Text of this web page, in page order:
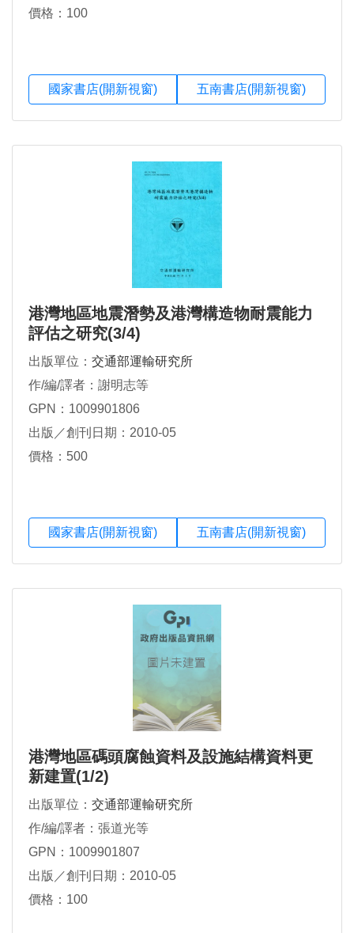
價格：100
國家書店(開新視窗) 五南書店(開新視窗)
港灣地區地震潛勢及港灣構造物耐震能力
評估之研究(3/4)
出版單位： 交通部運輸研究所
作/編/譯者：謝明志等
GPN：1009901806
出版／創刊日期：2010-05
價格：500
國家書店(開新視窗) 五南書店(開新視窗)
港灣地區碼頭腐蝕資料及設施結構資料更
新建置(1/2)
出版單位： 交通部運輸研究所
作/編/譯者：張道光等
GPN：1009901807
出版／創刊日期：2010-05
價格：100